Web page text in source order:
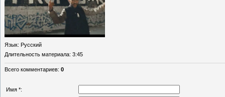
Язык: Русский
Длительность материала: 3:45
Всего комментариев: 0
Имя *: